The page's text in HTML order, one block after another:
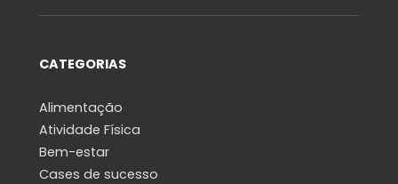
CATEGORIAS
Alimentação
Atividade Física
Bem-estar
Cases de sucesso